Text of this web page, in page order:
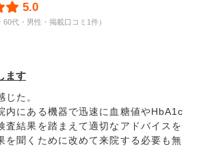
5.0
代・男性・掲載口コミ1件）
ます
た。
内にある機器で迅速に血糖値やHbA1c
査結果を踏まえて適切なアドバイスを
を聞くために改めて来院する必要も無